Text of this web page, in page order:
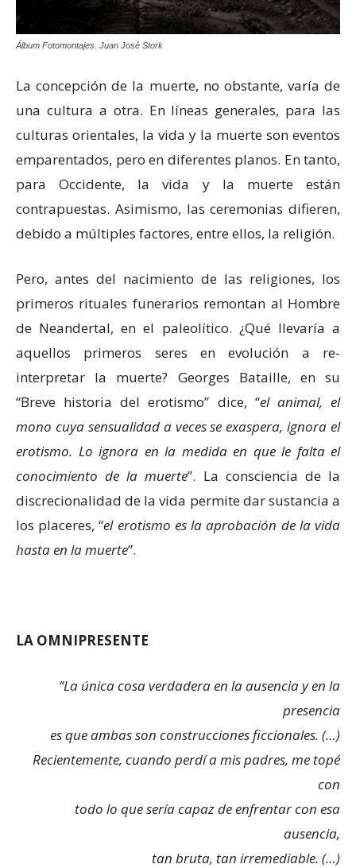
Álbum Fotomontajes. Juan José Stork
La concepción de la muerte, no obstante, varía de
una cultura a otra. En líneas generales, para las
culturas orientales, la vida y la muerte son eventos
emparentados, pero en diferentes planos. En tanto,
para Occidente, la vida y la muerte están
contrapuestas. Asimismo, las ceremonias difieren,
debido a múltiples factores, entre ellos, la religión.
Pero, antes del nacimiento de las religiones, los
primeros rituales funerarios remontan al Hombre
de Neandertal, en el paleolítico. ¿Qué llevaría a
aquellos primeros seres en evolución a re-
interpretar la muerte? Georges Bataille, en su
“Breve historia del erotismo” dice, “el animal, el
mono cuya sensualidad a veces se exaspera, ignora el
erotismo. Lo ignora en la medida en que le falta el
conocimiento de la muerte”. La consciencia de la
discrecionalidad de la vida permite dar sustancia a
los placeres, “el erotismo es la aprobación de la vida
hasta en la muerte”.
LA OMNIPRESENTE
“La única cosa verdadera en la ausencia y en la
presencia
es que ambas son construcciones ficcionales. (…)
Recientemente, cuando perdí a mis padres, me topé
con
todo lo que sería capaz de enfrentar con esa
ausencia,
tan bruta, tan irremediable. (…)